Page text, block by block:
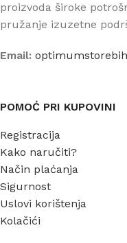
proizvoda široke
pružanje izuzetne
Email:
POMOĆ PRI KUPOVINI
Registracija
Kako naručiti?
Način plaćanja
Sigurnost
Uslovi korištenja
Kolačići